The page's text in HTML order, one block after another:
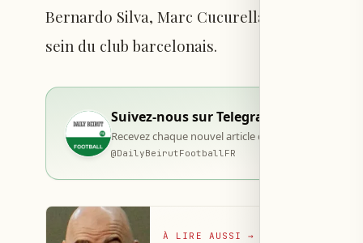
Bernardo Silva, Marc Cucurella, Harry Kane,
sein du club barcelonais.
Suivez-nous sur Telegram
Recevez chaque nouvel article dès sa publication,
@DailyBeirutFootballFR
À LIRE AUSSI →